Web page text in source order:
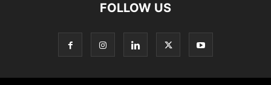
FOLLOW US